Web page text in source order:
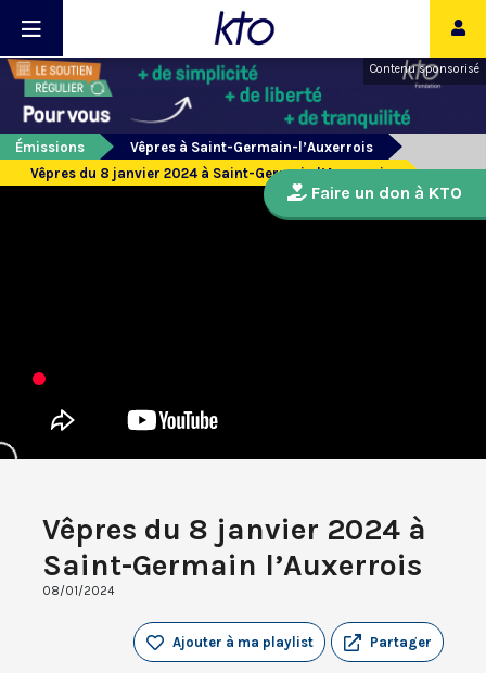
Contenu sponsorisé
Émissions
Vêpres à Saint-Germain-l’Auxerrois
Vêpres du 8 janvier 2024 à Saint-Germain l’Auxerrois
Vêpres du 8 janvier 2024 à
Saint-Germain l’Auxerrois
08/01/2024
Partager
Ajouter à ma playlist
Faire un don à KTO